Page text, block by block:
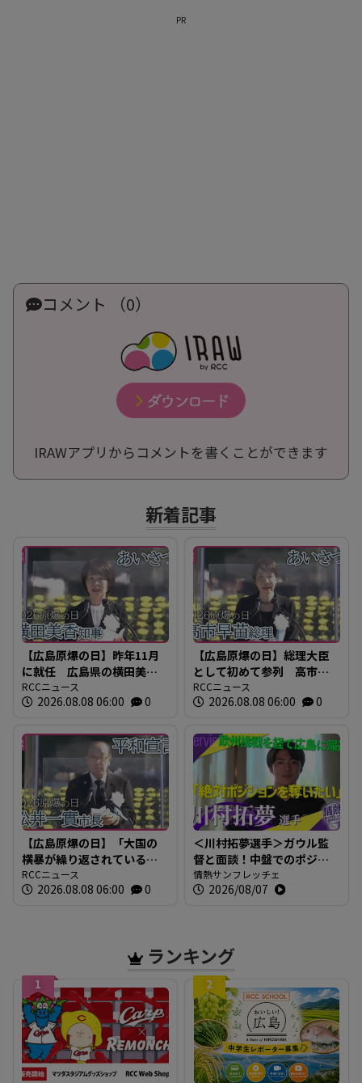
PR
コメント （0）
IRAWアプリからコメントを書くことができます
新着記事
【広島原爆の日】昨年11月
に就任 広島県の横田美香
知事のあいさつ 全文
2026年広島平和記念式典
RCCニュース
2026.08.08 06:00 0
【広島原爆の日】総理大臣
として初めて参列 高市早
苗総理のあいさつ全文
2026年広島平和記念式典
RCCニュース
2026.08.08 06:00 0
【広島原爆の日】「大国の
横暴が繰り返されている」
広島市・松井市長 世界の
為政者に核兵器廃絶への取
RCCニュース
2026.08.08 06:00 0
＜川村拓夢選手＞ガウル監
督と面談！中盤でのポジシ
ョン争いに本気で挑む【情
熱サンフレッチェ】
情熱サンフレッチェ
2026/08/07
ランキング
1 2